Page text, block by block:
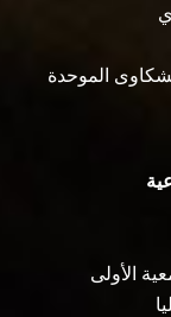
الموحدة
الأولى